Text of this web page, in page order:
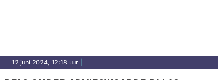
12 juni 2024, 12:18 uur